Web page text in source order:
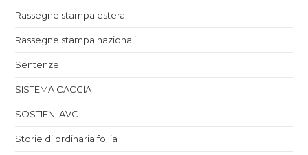
Rassegne stampa estera
Rassegne stampa nazionali
Sentenze
SISTEMA CACCIA
SOSTIENI AVC
Storie di ordinaria follia